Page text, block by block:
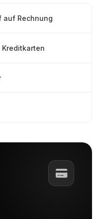
auf Rechnung